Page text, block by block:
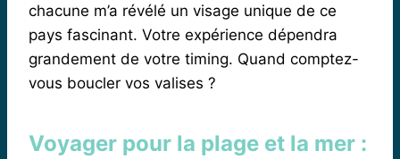
chacune m’a révélé un visage unique de ce
pays fascinant. Votre expérience dépendra
grandement de votre timing. Quand comptez-
vous boucler vos valises ?
Voyager pour la plage et la mer :